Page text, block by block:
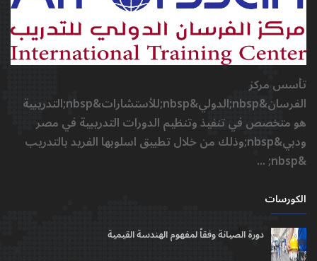
تأسس مركز
الفرسان&nbsp;الدولي&nbsp;للأستشارات&nbsp;التدريبية
هو متخصص في تنفيذ وتنظيم الدورات التدريبية في مصر
ودبي&nbsp;وذلك من خلال تطبيق اسلوبها الفريد بالتدريب
&nbsp; ...
الكورسات
دورة الصيانة وفقاً لمفهوم الهندسة القيمية